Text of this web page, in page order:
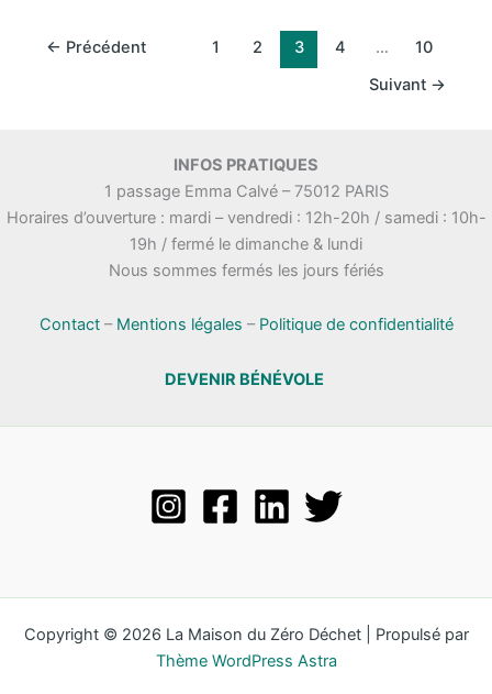
← Précédent 1 2 3 4 …
10
Suivant →
INFOS PRATIQUES
1 passage Emma Calvé – 75012 PARIS
Horaires d’ouverture : mardi – vendredi : 12h-20h / samedi : 10h-
19h / fermé le dimanche & lundi
Nous sommes fermés les jours fériés
Contact– Mentions légales – Politique de confidentialité
DEVENIR BÉNÉVOLE
Copyright © 2026 La Maison du Zéro Déchet | Propulsé par
Thème WordPress Astra